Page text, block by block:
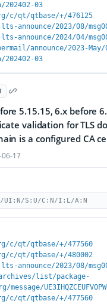
03
c/qt/qtbase/+/476125
2023/08/
2024/04/
announce/2023-May/
03
5.15.15, 6.x before
validation for TLS
is a configured CA
17
UI:N/S:U/C:N/I:L/A:N
c/qt/qtbase/+/477560
c/qt/qtbase/+/480002
2023/08/
list/package-
c/qt/qtbase/+/477560